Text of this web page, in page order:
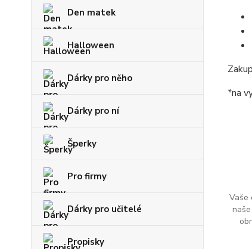
Den matek
Halloween
Dárky pro něho
Dárky pro ní
Šperky
Pro firmy
Dárky pro učitelé
Propisky
Vaše
*na